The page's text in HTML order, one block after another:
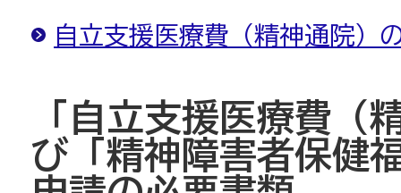
自立支援医療費（精神通院）
「自立支援医療費（
び「精神障害者保健